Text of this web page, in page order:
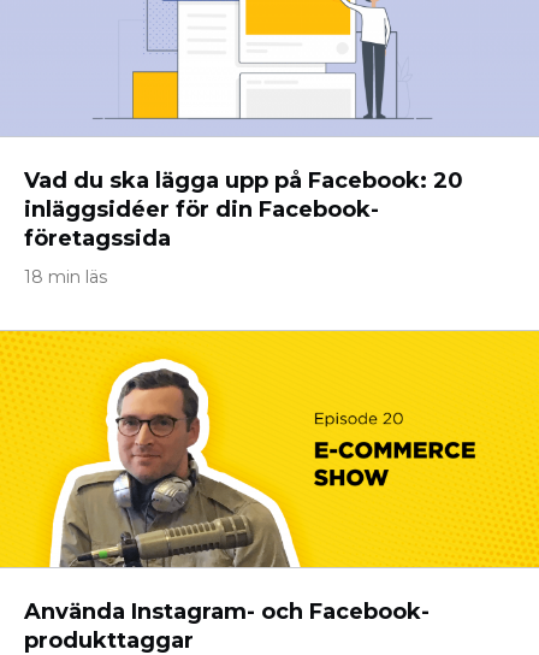
Vad du ska lägga upp på Facebook: 20
inläggsidéer för din Facebook-
företagssida
18 min läs
Använda Instagram- och Facebook-
produkttaggar